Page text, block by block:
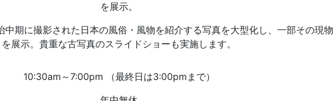
を展示。
中期に撮影された日本の風俗・風物を紹介する写真を大型化し、一部その現物
を展示。貴重な古写真のスライドショーも実施します。
10:30am～7:00pm （最終日は3:00pmまで）